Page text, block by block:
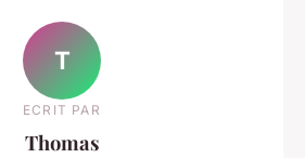
T
ECRIT PAR
Thomas